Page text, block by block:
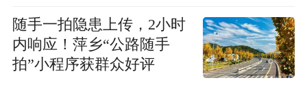
随手一拍隐患上传，2小时
内响应！萍乡“公路随手
拍”小程序获群众好评